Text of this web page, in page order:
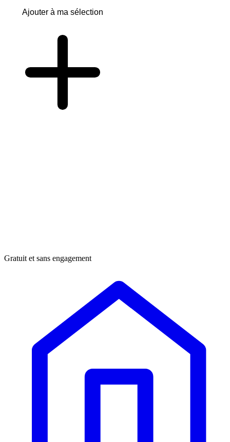
Ajouter à ma sélection
Gratuit et sans engagement